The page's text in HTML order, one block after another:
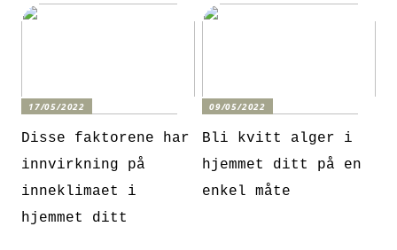
17/05/2022
Disse faktorene har
innvirkning på
inneklimaet i
hjemmet ditt
09/05/2022
Bli kvitt alger i
hjemmet ditt på en
enkel måte